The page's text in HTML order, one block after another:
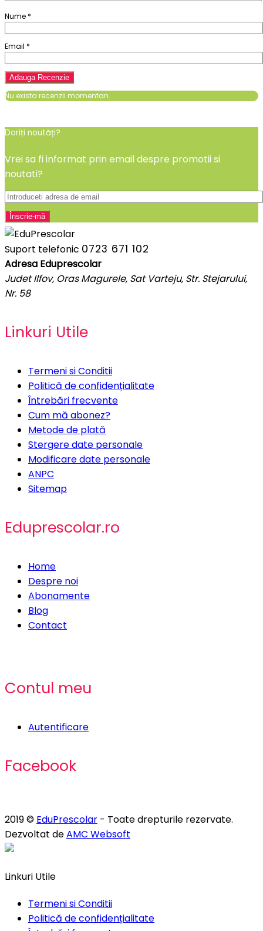
Nume *
Email *
Nu exista recenzii momentan.
Doriți noutăți?
Vrei sa fi informat prin email despre promotii si
noutati?
Suport telefonic 0723 671 102
Adresa Eduprescolar
Judet Ilfov, Oras Magurele, Sat Varteju, Str. Stejarului,
Nr. 58
Linkuri Utile
Termeni si Conditii
Politică de confidențialitate
Întrebări frecvente
Cum mă abonez?
Metode de plată
Stergere date personale
Modificare date personale
ANPC
Sitemap
Eduprescolar.ro
Home
Despre noi
Abonamente
Blog
Contact
Contul meu
Autentificare
Facebook
2019 © EduPrescolar - Toate drepturile rezervate.
Dezvoltat deAMC Websoft
Linkuri Utile
Termeni si Conditii
Politică de confidențialitate